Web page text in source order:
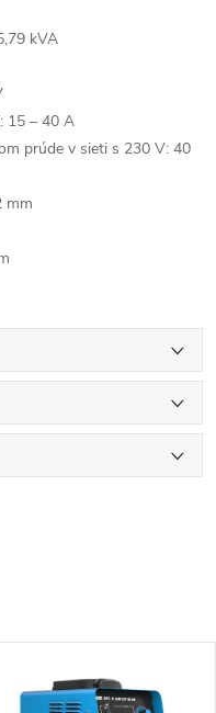
kVA
15 – 40 A
prúde v sieti s 230 V: 40
mm